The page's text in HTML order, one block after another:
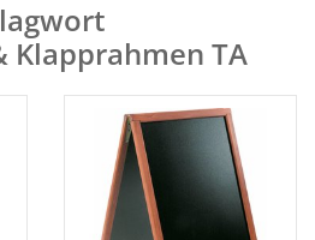
Klapprahmen TA